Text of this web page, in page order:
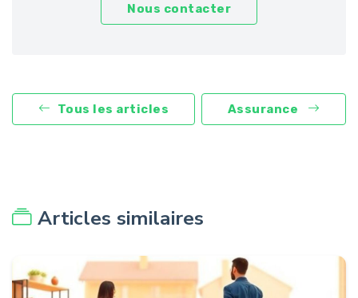
Nous contacter
Tous les articles Assurance
Articles similaires